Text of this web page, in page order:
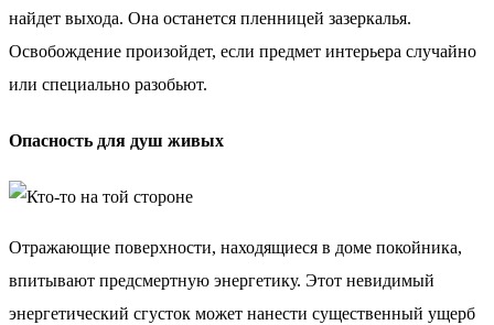
найдет выхода. Она останется пленницей зазеркалья.
Освобождение произойдет, если предмет интерьера случайно
или специально разобьют.
Опасность для душ живых
Отражающие поверхности, находящиеся в доме покойника,
впитывают предсмертную энергетику. Этот невидимый
энергетический сгусток может нанести существенный ущерб